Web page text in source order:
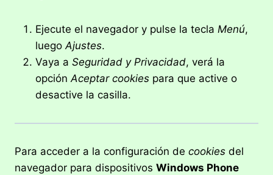
Ejecute el navegador y pulse la tecla Menú,
luego Ajustes.
Vaya a Seguridad y Privacidad, verá la
opción Aceptar cookies para que active o
desactive la casilla.
Para acceder a la configuración de cookies del
navegador para dispositivos Windows Phone